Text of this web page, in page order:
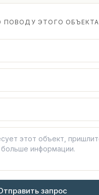
ПОВОДУ ЭТОГО ОБЪЕКТА
запрос